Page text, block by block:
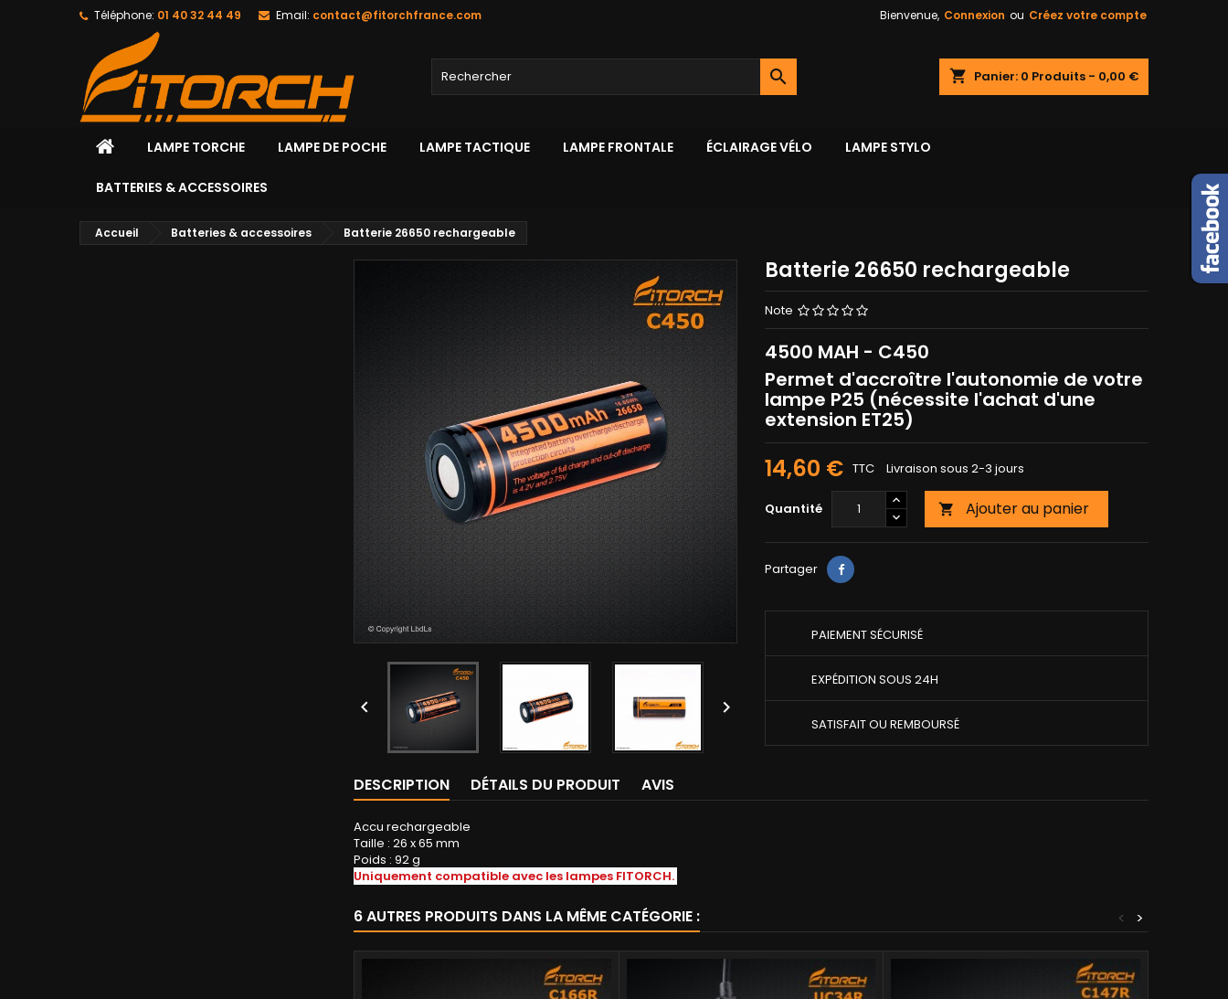
Téléphone: 01 40 32 44 49 Email: contact@fitorchfrance.com Bienvenue, Connexion ou Créez votre compte
shopping_cart Panier: 0 Produits - 0,00 €

LAMPE TORCHE LAMPE DE POCHE LAMPE TACTIQUE LAMPE FRONTALE ÉCLAIRAGE VÉLO LAMPE STYLO
BATTERIES & ACCESSOIRES
Accueil Batteries & accessoires Batterie 26650 rechargeable
 
Batterie 26650 rechargeable
Note
4500 MAH - C450
Permet d'accroître l'autonomie de votre
lampe P25 (nécessite l'achat d'une
extension ET25)
14,60 € TTC Livraison sous 2-3 jours
Quantité  Ajouter au panier
Partager
PAIEMENT SÉCURISÉ
EXPÉDITION SOUS 24H
SATISFAIT OU REMBOURSÉ
DESCRIPTION DÉTAILS DU PRODUIT AVIS
Accu rechargeable
Taille : 26 x 65 mm
Poids : 92 g
Uniquement compatible avec les lampes FITORCH.
6 AUTRES PRODUITS DANS LA MÊME CATÉGORIE : >
<